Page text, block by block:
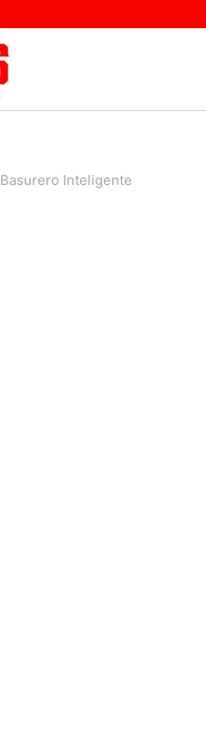
Basurero Inteligente